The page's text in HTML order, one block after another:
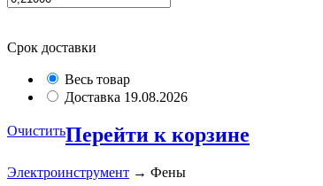
Срок доставки
Весь товар
Доставка 19.08.2026
ОчиститьПерейти к корзине
Электроинструмент → Фены